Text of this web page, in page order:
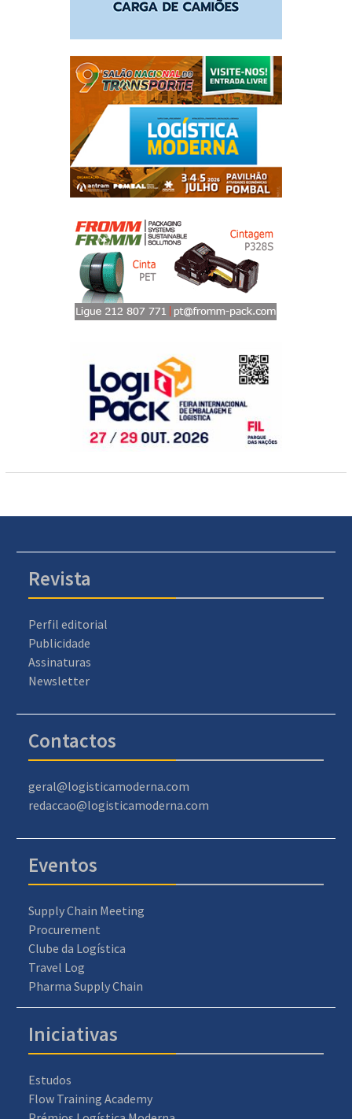
Revista
Perfil editorial
Publicidade
Assinaturas
Newsletter
Contactos
geral@logisticamoderna.com
redaccao@logisticamoderna.com
Eventos
Supply Chain Meeting
Procurement
Clube da Logística
Travel Log
Pharma Supply Chain
Iniciativas
Estudos
Flow Training Academy